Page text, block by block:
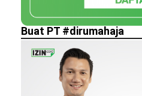
Buat PT #dirumahaja